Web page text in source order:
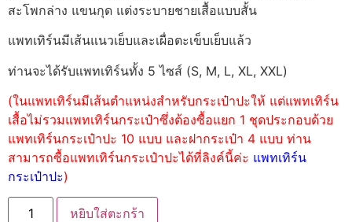
สะโพกล่าง แขนกุด แต่งระบายชายเสื้อแบบสั้น
แพทเทิร์นมีเส้นแนวเย็บและเผื่อตะเข็บเย็บแล้ว
ท่านจะได้รับแพทเทิร์นทั้ง 5 ไซส์ (S, M, L, XL, XXL)
(ในแพทเทิร์นมีเส้นตำแหน่งสำหรับกระเป๋าปะให้ แต่แพทเทิร์น
เสื้อไม่รวมแพทเทิร์นกระเป๋าซึ่งต้องซื้อแยก 1 ชุดประกอบด้วย
แพทเทิร์นกระเป๋าปะ 10 แบบ และฝากระเป๋า 4 แบบ ท่าน
สามารถซื้อแพทเทิร์นกระเป๋าปะได้ที่ลิงค์นี้ค่ะ แพทเทิร์น
กระเป๋าปะ)
หยิบใส่ตะกร้า